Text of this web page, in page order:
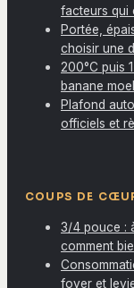
facteurs qui
Portée,
choisir une
200°C puis
banane
Plafond
officiels et
COUPS DE
3/4 pouce :
comment
foyer et